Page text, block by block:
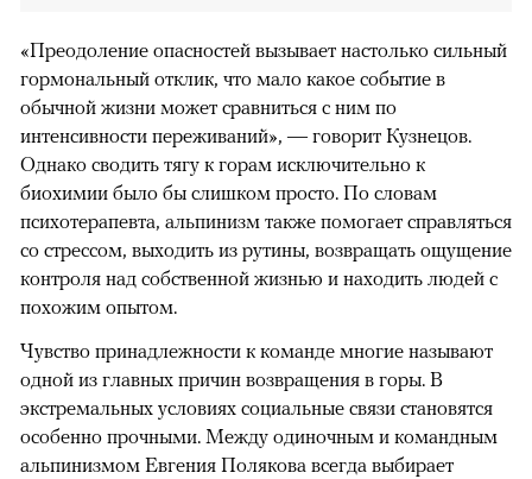
«Преодоление опасностей вызывает настолько сильный
гормональный отклик, что мало какое событие в
обычной жизни может сравниться с ним по
интенсивности переживаний», — говорит Кузнецов.
Однако сводить тягу к горам исключительно к
биохимии было бы слишком просто. По словам
психотерапевта, альпинизм также помогает справляться
со стрессом, выходить из рутины, возвращать ощущение
контроля над собственной жизнью и находить людей с
похожим опытом.
Чувство принадлежности к команде многие называют
одной из главных причин возвращения в горы. В
экстремальных условиях социальные связи становятся
особенно прочными. Между одиночным и командным
альпинизмом Евгения Полякова всегда выбирает